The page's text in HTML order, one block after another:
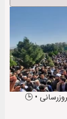
۲۵ حمل ۱۴۰۵ ساعت ۱۱:۳۹ • 🔄 ۰ بروزرسانی • 🕒